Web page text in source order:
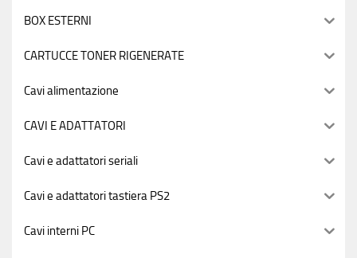
BOX ESTERNI
CARTUCCE TONER RIGENERATE
Cavi alimentazione
CAVI E ADATTATORI
Cavi e adattatori seriali
Cavi e adattatori tastiera PS2
Cavi interni PC